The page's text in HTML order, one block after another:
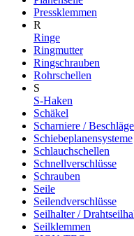
Pressklemmen
R
Ringe
Ringmutter
Ringschrauben
Rohrschellen
S
S-Haken
Schäkel
Scharniere / Beschläge
Schiebeplanensysteme
Schlauchschellen
Schnellverschlüsse
Schrauben
Seile
Seilendverschlüsse
Seilhalter /
Seilklemmen